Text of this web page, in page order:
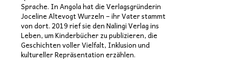
Sprache. In Angola hat die Verlagsgründerin
Joceline Altevogt Wurzeln – ihr Vater stammt
von dort. 2019 rief sie den Nalingi Verlag ins
Leben, um Kinderbücher zu publizieren, die
Geschichten voller Vielfalt, Inklusion und
kultureller Repräsentation erzählen.